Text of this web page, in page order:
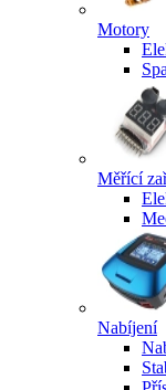
Motory
Měřící
Nabíjení